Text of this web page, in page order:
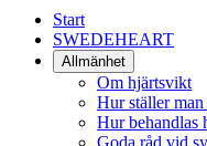
Start
SWEDEHEART
Allmänhet
Om hjärtsvikt
Hur ställer
Hur behandlas
Goda råd vid